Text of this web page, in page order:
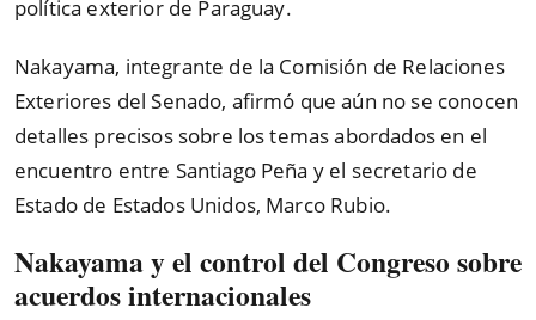
política exterior de Paraguay.
Nakayama, integrante de la Comisión de Relaciones
Exteriores del Senado, afirmó que aún no se conocen
detalles precisos sobre los temas abordados en el
encuentro entre Santiago Peña y el secretario de
Estado de Estados Unidos, Marco Rubio.
Nakayama y el control del Congreso sobre
acuerdos internacionales